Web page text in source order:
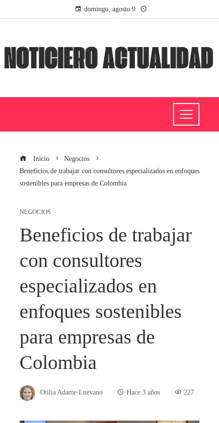
domingo, agosto 9
Inicio
Negocios
Beneficios de trabajar con consultores especializados en enfoques
sostenibles para empresas de Colombia
NEGOCIOS
Beneficios de trabajar
con consultores
especializados en
enfoques sostenibles
para empresas de
Colombia
Otilia Adame Luevano Hace 3 años 227